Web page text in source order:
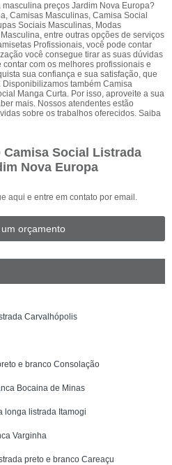
preços Jardim Nova Europa?
Camisas Masculinas, Camisa Social
Sociais Masculinas, Modas
entre outras opções de serviços
Profissionais, você pode contar
você consegue tirar as suas dúvidas
com os melhores profissionais e
sua confiança e sua satisfação, que
também Camisa
Manga Curta. Por isso, aproveite a sua
mais. Nossos atendentes estão
sobre os trabalhos oferecidos. Saiba
Social Listrada
Nova Europa
aqui e entre em contato por email.
orçamento
Carvalhópolis
e branco Consolação
Bocaina de Minas
longa listrada Itamogi
Varginha
preto e branco Careaçu